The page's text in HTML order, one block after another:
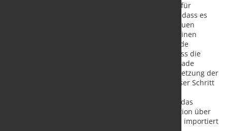
Vereinigten Königreichs bleibt ein Schlüsselthema für
Stahlhändler. Die Abgeordneten gehen davon aus, dass es
unwahrscheinlich ist, dass die Ernennung einer neuen
Regierung die Pläne von Tata Steel ändern wird, seinen
zweiten und letzten Hochofen in Port Talbot bis Ende
September zu schließen. Folglich wird erwartet, dass die
neue Regierung auf den Antrag von Tata bei der Trade
Remedies Authority auf eine vorübergehende Aussetzung der
britischen Einfuhrschutzmaßnahmen reagiert. Dieser Schritt
Stahlherstellers von Material Rechnung zu tragen, das
während des Übergangs zur EAF-basierten Produktion über
die Quote für warmgewalzte Coils der Maßnahmen importiert